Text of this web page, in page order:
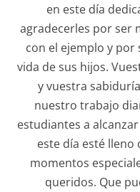
en este día
agradecerles por ser
con el ejemplo y
vida de sus hijos.
y vuestra
nuestro trabajo
estudiantes a
este día esté lleno
momentos
queridos. Que